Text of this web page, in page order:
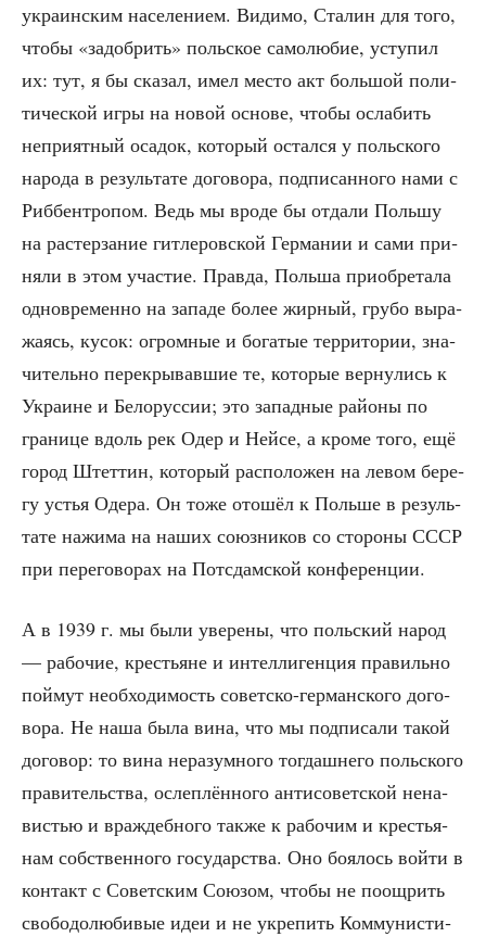
укра­ин­ским насе­ле­ни­ем. Види­мо, Ста­лин для того,
что­бы «задоб­рить» поль­ское само­лю­бие, усту­пил
их: тут, я бы ска­зал, имел место акт боль­шой поли­
ти­че­ской игры на новой осно­ве, что­бы осла­бить
непри­ят­ный оса­док, кото­рый остал­ся у поль­ско­го
наро­да в резуль­та­те дого­во­ра, под­пи­сан­но­го нами с
Риббен­тро­пом. Ведь мы вро­де бы отда­ли Поль­шу
на рас­тер­за­ние гит­ле­ров­ской Гер­ма­нии и сами при­
ня­ли в этом уча­стие. Прав­да, Поль­ша при­об­ре­та­ла
одно­вре­мен­но на запа­де более жир­ный, гру­бо выра­
жа­ясь, кусок: огром­ные и бога­тые тер­ри­то­рии, зна­
чи­тель­но пере­кры­вав­шие те, кото­рые вер­ну­лись к
Укра­ине и Бело­рус­сии; это запад­ные рай­о­ны по
гра­ни­це вдоль рек Одер и Ней­се, а кро­ме того, ещё
город Штет­тин, кото­рый рас­по­ло­жен на левом бере­
гу устья Оде­ра. Он тоже ото­шёл к Поль­ше в резуль­
та­те нажи­ма на наших союз­ни­ков со сто­ро­ны СССР
при пере­го­во­рах на Потс­дам­ской конференции.
А в 1939 г. мы были уве­ре­ны, что поль­ский народ
— рабо­чие, кре­стьяне и интел­ли­ген­ция пра­виль­но
пой­мут необ­хо­ди­мость совет­ско-гер­ман­ско­го дого­
во­ра. Не наша была вина, что мы под­пи­са­ли такой
дого­вор: то вина нера­зум­но­го тогдаш­не­го поль­ско­го
пра­ви­тель­ства, ослеп­лён­но­го анти­со­вет­ской нена­
ви­стью и враж­деб­но­го так­же к рабо­чим и кре­стья­
нам соб­ствен­но­го госу­дар­ства. Оно боя­лось вой­ти в
кон­такт с Совет­ским Сою­зом, что­бы не поощ­рить
сво­бо­до­лю­би­вые идеи и не укре­пить Ком­му­ни­сти­